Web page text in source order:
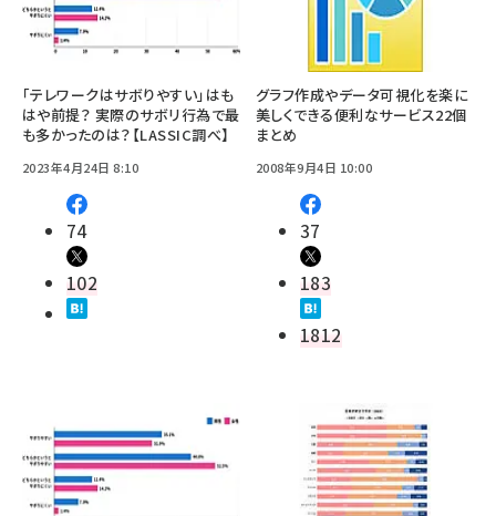
「テレワークはサボりやすい」はも
はや前提？ 実際のサボリ行為で最
も多かったのは？【LASSIC調べ】
2023年4月24日 8:10
74
102
グラフ作成やデータ可視化を楽に
美しくできる便利なサービス22個
まとめ
2008年9月4日 10:00
37
183
1812